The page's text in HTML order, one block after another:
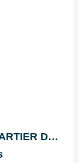
EVIAN LES BAINS (74) - QUARTIER DU STADE